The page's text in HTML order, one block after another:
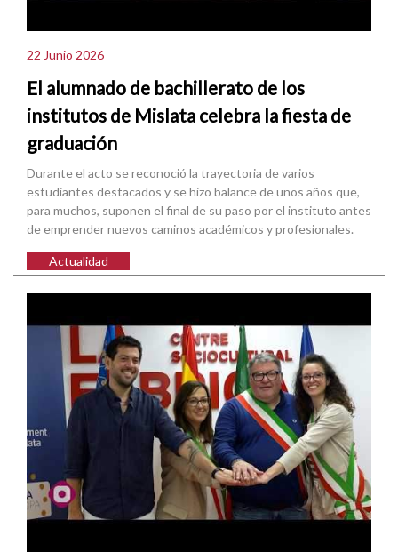
22 Junio 2026
El alumnado de bachillerato de los
institutos de Mislata celebra la fiesta de
graduación
Durante el acto se reconoció la trayectoria de varios
estudiantes destacados y se hizo balance de unos años que,
para muchos, suponen el final de su paso por el instituto antes
de emprender nuevos caminos académicos y profesionales.
Actualidad